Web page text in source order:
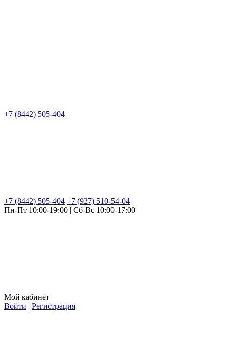
+7 (8442) 505-404
+7 (8442) 505-404 +7 (927) 510-54-04
Пн-Пт 10:00-19:00 | Сб-Вс 10:00-17:00
Мой кабинет
Войти | Регистрация